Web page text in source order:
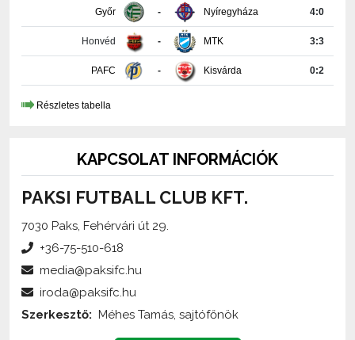
Honvéd MTK 3:3
PAFC Kisvárda 0:2
Részletes tabella
PAKSI FUTBALL CLUB KFT.
7030 Paks, Fehérvári út 29.
Küldjön üzenetet!